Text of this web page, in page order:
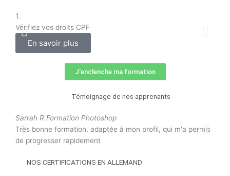
1.
Vérifiez vos droits CPF
En savoir plus
J'enclenche ma formation
Témoignage de nos apprenants
Sarrah R.Formation Photoshop
Très bonne formation, adaptée à mon profil, qui m'a permis
de progresser rapidement
NOS CERTIFICATIONS EN ALLEMAND